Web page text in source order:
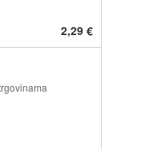
2,29 €